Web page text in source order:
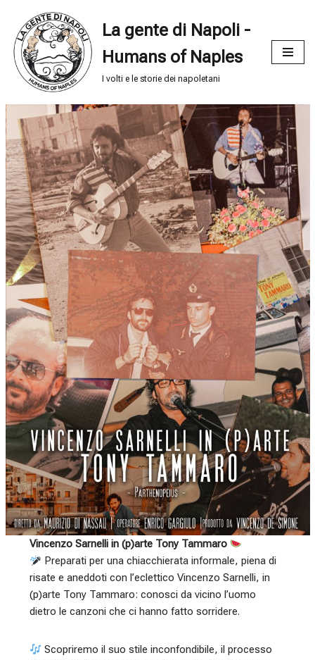
Vai
al
contenuto
La gente di Napoli -
Humans of Naples
I volti e le storie dei napoletani
Vincenzo Sarnelli in (p)arte Tony Tammaro
Preparati per una chiacchierata informale, piena di
risate e aneddoti con l’eclettico Vincenzo Sarnelli, in
(p)arte Tony Tammaro: conosci da vicino l’uomo
dietro le canzoni che ci hanno fatto sorridere.
Scopriremo il suo stile inconfondibile, il processo